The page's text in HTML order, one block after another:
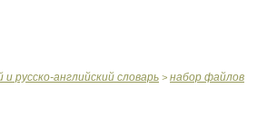
русско-английский словарь > набор файлов